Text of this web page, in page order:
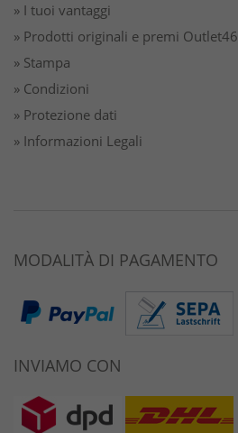
» I tuoi vantaggi
» Prodotti originali e premi Outlet46
» Stampa
» Condizioni
» Protezione dati
» Informazioni Legali
MODALITÀ DI PAGAMENTO
INVIAMO CON